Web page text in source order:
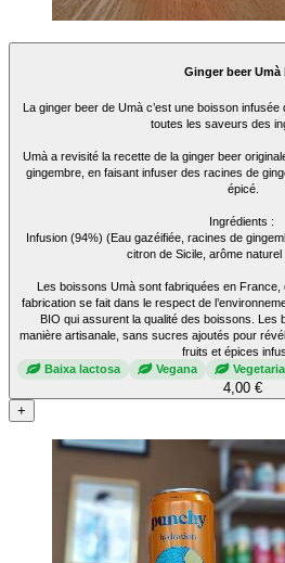
Ginger beer Umà
La ginger beer de Umà c’est une boisson
toutes les saveurs des
Umà a revisité la recette de la ginger beer
gingembre, en faisant infuser des racines de
épicé.
Ingrédients :
Infusion (94%) (Eau gazéifiée, racines de
citron de Sicile, arôme naturel
Les boissons Umà sont fabriquées en France,
fabrication se fait dans le respect de
BIO qui assurent la qualité des boissons. Les
manière artisanale, sans sucres ajoutés pour
fruits et épices
Baixa lactosa
Vegana
4,00 €
+